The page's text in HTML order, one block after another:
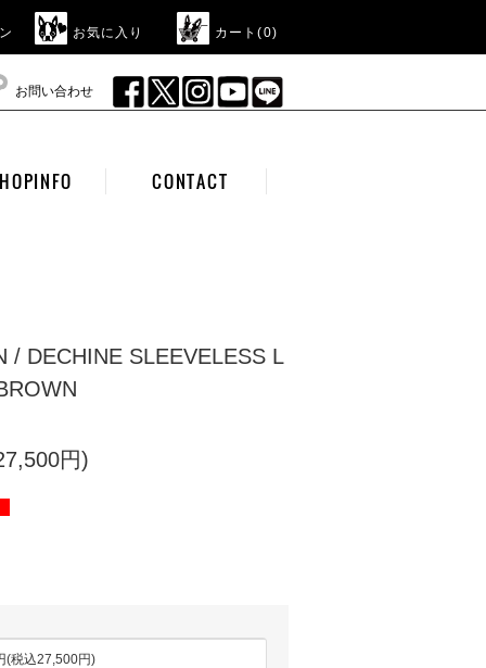
お気に入り カート(0)
お問い合わせ
CONTACT
/ DECHINE SLEEVELESS L
円)
(税込27,500円)